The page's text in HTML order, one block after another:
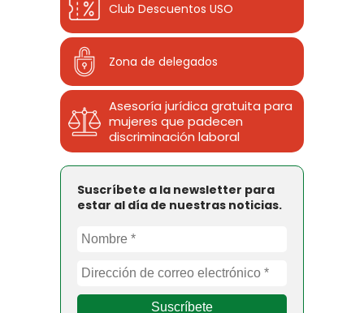
Club Descuentos USO
Zona de delegados
Asesoría jurídica gratuita para
mujeres que padecen
discriminación laboral
Suscríbete a la newsletter para
estar al día de nuestras noticias.